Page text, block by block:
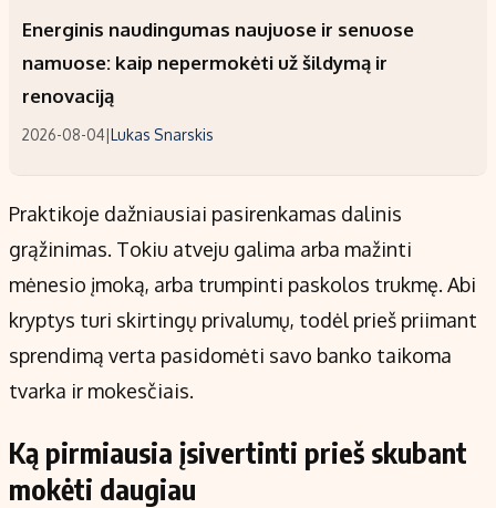
Energinis naudingumas naujuose ir senuose
namuose: kaip nepermokėti už šildymą ir
renovaciją
2026-08-04|Lukas Snarskis
Praktikoje dažniausiai pasirenkamas dalinis
grąžinimas. Tokiu atveju galima arba mažinti
mėnesio įmoką, arba trumpinti paskolos trukmę. Abi
kryptys turi skirtingų privalumų, todėl prieš priimant
sprendimą verta pasidomėti savo banko taikoma
tvarka ir mokesčiais.
Ką pirmiausia įsivertinti prieš skubant
mokėti daugiau